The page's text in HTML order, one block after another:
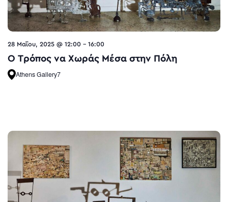
28 Μαΐου, 2025 @ 12:00 - 16:00
O Τρόπος να Χωράς Μέσα στην Πόλη
Athens Gallery7